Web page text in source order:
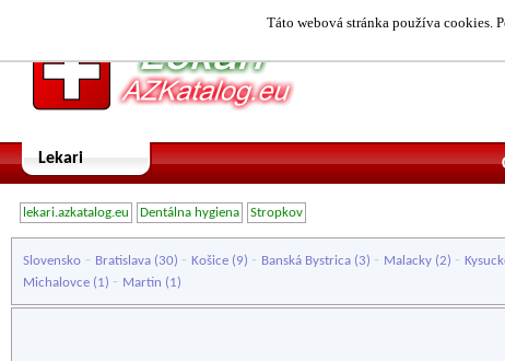
Táto webová stránka používa cookies.
Lekari
lekari.azkatalog.eu Dentálna hygiena Stropkov
Slovensko - Bratislava (30) - Košice (9) - Banská Bystrica (3) - Malacky (2) -
Michalovce (1) - Martin (1)